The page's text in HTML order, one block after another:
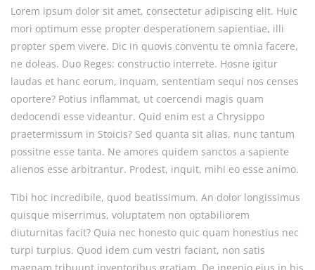
Lorem ipsum dolor sit amet, consectetur adipiscing elit. Huic
mori optimum esse propter desperationem sapientiae, illi
propter spem vivere. Dic in quovis conventu te omnia facere,
ne doleas. Duo Reges: constructio interrete. Hosne igitur
laudas et hanc eorum, inquam, sententiam sequi nos censes
oportere? Potius inflammat, ut coercendi magis quam
dedocendi esse videantur. Quid enim est a Chrysippo
praetermissum in Stoicis? Sed quanta sit alias, nunc tantum
possitne esse tanta. Ne amores quidem sanctos a sapiente
alienos esse arbitrantur. Prodest, inquit, mihi eo esse animo.
Tibi hoc incredibile, quod beatissimum. An dolor longissimus
quisque miserrimus, voluptatem non optabiliorem
diuturnitas facit? Quia nec honesto quic quam honestius nec
turpi turpius. Quod idem cum vestri faciant, non satis